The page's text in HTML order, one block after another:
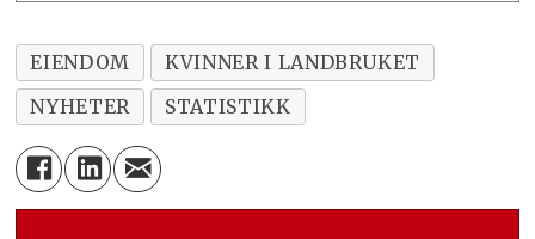
EIENDOM
KVINNER I LANDBRUKET
NYHETER
STATISTIKK